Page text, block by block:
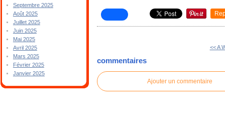
Septembre 2025
Août 2025
Juillet 2025
Juin 2025
Mai 2025
Avril 2025
Mars 2025
Février 2025
Janvier 2025
<< A
commentaires
Ajouter un commentaire